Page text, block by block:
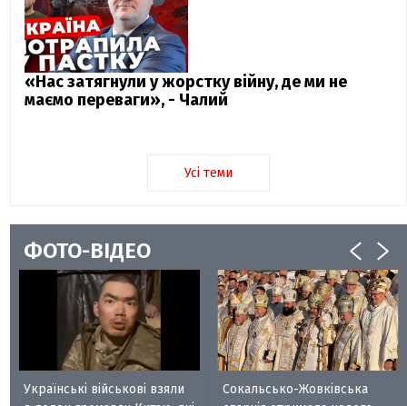
«Нас затягнули у жорстку війну, де ми не
маємо переваги», - Чалий
Усі теми
ФОТО-ВІДЕО
Українські військові взяли
Сокальсько-Жовківська